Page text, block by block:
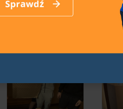
za cenną nagrodę
pracowni. Dalsze